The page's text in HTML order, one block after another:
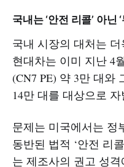
국내는 ‘안전 리콜’ 아닌
국내 시장의 대처는
현대차는 이미 지난 4
(CN7 PE) 약 3만 대와
14만 대를 대상으로
문제는 미국에서는 정
동반된 법적 ‘안전 리
는 제조사의 권고 성